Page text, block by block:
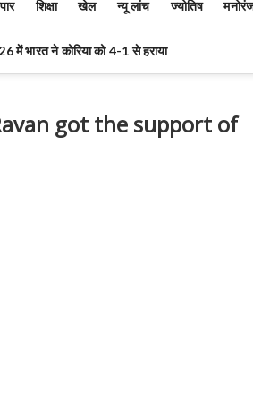
शिक्षा खेल न्यू लांच ज्योतिष
भारत ने कोरिया को 4-1 से हराया
got the support of